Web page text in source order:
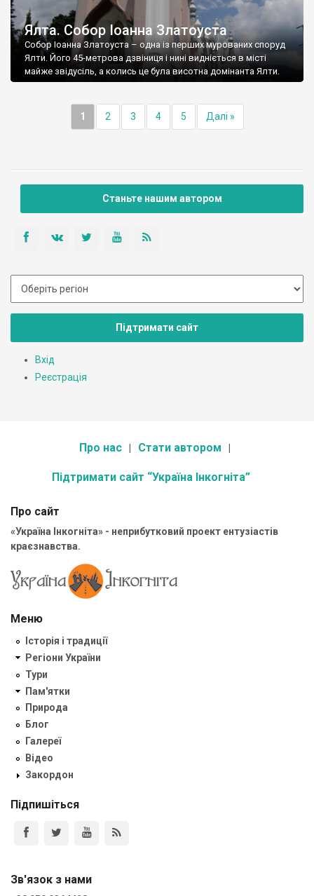
Ялта. Собор Іоанна Златоуста
Собор Іоанна Златоуста – одна із перших мурованих споруд
Ялти. Його 45-метрова дзвіниця і нині видніється в місті
майже звідусіль, а колись це була висотна домінанта Ялти.
1 2 3 4 5 Далі »
Станьте нашим автором
Підтримати сайт
Вхід
Реєстрація
Про нас Стати автором
Підтримати сайт “Україна Інкогніта”
Про сайт
«Україна Інкогніта» - неприбутковий проект ентузіастів
краєзнавства.
Меню
Історія і традиції
Регіони України
Тури
Пам'ятки
Природа
Блог
Галереї
Відео
Закордон
Підпишіться
Зв'язок з нами